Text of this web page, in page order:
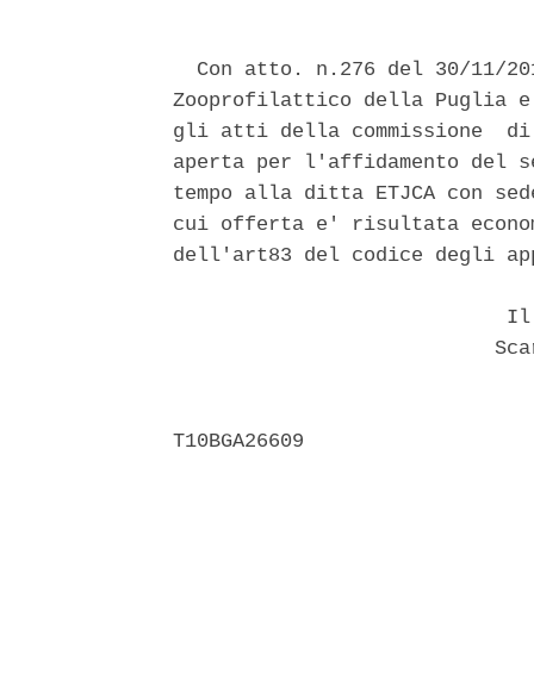
Con atto. n.276 del 30/11/
Zooprofilattico della
gli atti della commissione
aperta per l'affidamento del
tempo alla ditta ETJCA con
cui offerta e' risultata
dell'art83 del codice degli